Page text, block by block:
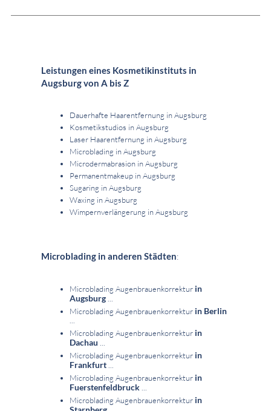
Leistungen eines Kosmetikinstituts in
Augsburg von A bis Z
Dauerhafte Haarentfernung in Augsburg
Kosmetikstudios in Augsburg
Laser Haarentfernung in Augsburg
Microblading in Augsburg
Microdermabrasion in Augsburg
Permanentmakeup in Augsburg
Sugaring in Augsburg
Waxing in Augsburg
Wimpernverlängerung in Augsburg
Microblading in anderen Städten:
Microblading Augenbrauenkorrektur in
Augsburg
Microblading Augenbrauenkorrektur in Berlin
Microblading Augenbrauenkorrektur in
Dachau
Microblading Augenbrauenkorrektur in
Frankfurt
Microblading Augenbrauenkorrektur in
Fuerstenfeldbruck
Microblading Augenbrauenkorrektur in